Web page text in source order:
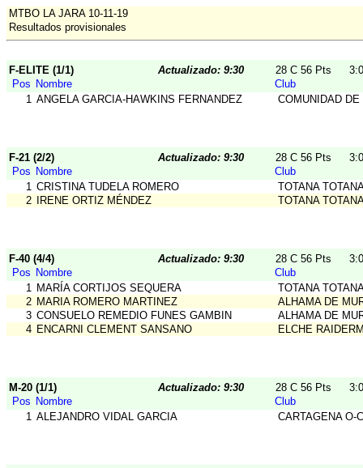
MTBO LA JARA 10-11-19
Resultados provisionales
F-ELITE (1/1) Actualizado: 9:30 28 C 56 Pts
Pos Nombre
Club
1 ANGELA GARCIA-HAWKINS FERNANDEZ COMUNIDAD
F-21 (2/2) Actualizado: 9:30 28 C 56 Pts
Pos Nombre
Club
1 CRISTINA TUDELA ROMERO
TOTANA
2
IRENE ORTIZ MÉNDEZ TOTANA
F-40 (4/4) Actualizado: 9:30 28 C 56 Pts
Pos Nombre
Club
1 MARÍA CORTIJOS SEQUERA
TOTANA
2 MARIA ROMERO MARTINEZ
ALHAMA DE
3 CONSUELO REMEDIO FUNES GAMBIN
ALHAMA DE
4 ENCARNI CLEMENT SANSANO ELCHE
M-20 (1/1) Actualizado: 9:30 28 C 56 Pts
Pos Nombre
Club
1 ALEJANDRO VIDAL GARCIA CARTAGENA O-